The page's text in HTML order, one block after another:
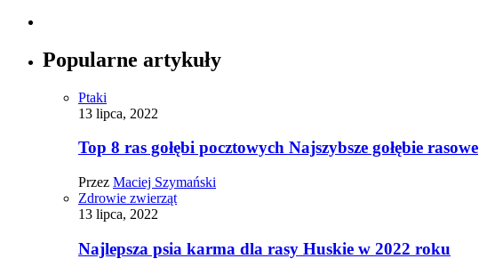
Popularne artykuły
Ptaki
13 lipca, 2022
Top 8 ras gołębi pocztowych Najszybsze gołębie rasowe
Przez Maciej Szymański
Zdrowie zwierząt
13 lipca, 2022
Najlepsza psia karma dla rasy Huskie w 2022 roku